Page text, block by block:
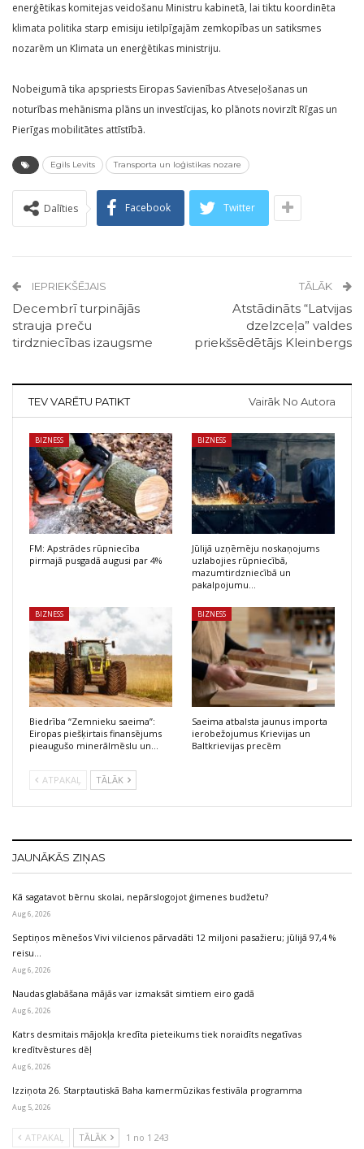
enerģētikas komitejas veidošanu Ministru kabinetā, lai tiktu koordinēta
klimata politika starp emisiju ietilpīgajām zemkopības un satiksmes
nozarēm un Klimata un enerģētikas ministriju.
Nobeigumā tika apspriests Eiropas Savienības Atveseļošanas un
noturības mehānisma plāns un investīcijas, ko plānots novirzīt Rīgas un
Pierīgas mobilitātes attīstībā.
Egils Levits Transporta un loģistikas nozare
Dalīties Facebook Twitter
IEPRIEKŠĒJAIS
Decembrī turpinājās
strauja preču
tirdzniecības izaugsme
TĀLĀK
Atstādināts “Latvijas
dzelzceļa” valdes
priekšsēdētājs Kleinbergs
TEV VARĒTU PATIKT Vairāk No Autora
BIZNESS
FM: Apstrādes rūpniecība
pirmajā pusgadā augusi par 4%
BIZNESS
Jūlijā uzņēmēju noskaņojums
uzlabojies rūpniecībā,
mazumtirdzniecībā un
pakalpojumu…
BIZNESS
Biedrība “Zemnieku saeima”:
Eiropas piešķirtais finansējums
pieaugušo minerālmēslu un…
BIZNESS
Saeima atbalsta jaunus importa
ierobežojumus Krievijas un
Baltkrievijas precēm
ATPAKAĻ TĀLĀK
JAUNĀKĀS ZIŅAS
Kā sagatavot bērnu skolai, nepārslogojot ģimenes budžetu?
Aug 6, 2026
Septiņos mēnešos Vivi vilcienos pārvadāti 12 miljoni pasažieru; jūlijā 97,4 %
reisu…
Aug 6, 2026
Naudas glabāšana mājās var izmaksāt simtiem eiro gadā
Aug 6, 2026
Katrs desmitais mājokļa kredīta pieteikums tiek noraidīts negatīvas
kredītvēstures dēļ
Aug 6, 2026
Izziņota 26. Starptautiskā Baha kamermūzikas festivāla programma
Aug 5, 2026
ATPAKAĻ TĀLĀK 1 no 1 243